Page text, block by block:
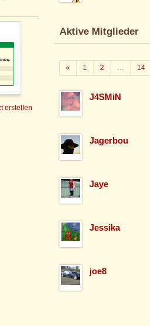
erstellen
Aktive Mitglieder
« Zurück
1 2 … 14
J4SMiN
Jagerbou
Jaye
Jessika
joe8